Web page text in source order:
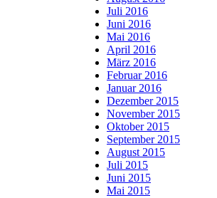
Juli 2016
Juni 2016
Mai 2016
April 2016
März 2016
Februar 2016
Januar 2016
Dezember 2015
November 2015
Oktober 2015
September 2015
August 2015
Juli 2015
Juni 2015
Mai 2015